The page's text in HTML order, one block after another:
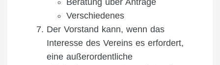
Beratung über Anträge
Verschiedenes
Der Vorstand kann, wenn das
Interesse des Vereins es erfordert,
eine außerordentliche